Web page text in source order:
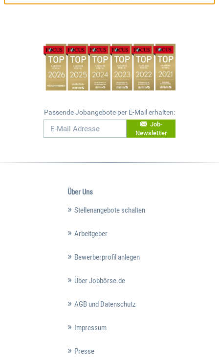
Passende Jobangebote per E-Mail erhalten:
Job-
Newsletter
Über Uns
Stellenangebote schalten
Arbeitgeber
Bewerberprofil anlegen
Über Jobbörse.de
AGB und Datenschutz
Impressum
Presse